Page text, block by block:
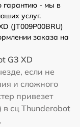
гарантию - мы в
услуг.
(JT009P00BRU)
заказа на
G3 XD
если не
и сложного
привезет
в сц Thunderobot